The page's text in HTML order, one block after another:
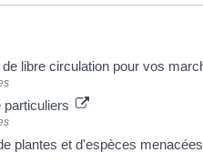
libre circulation pour vos
particuliers
plantes et d'espèces